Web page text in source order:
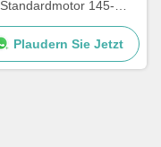
Standardmotor 145-
Rahmen-Rollstahl-
Bauarbeitsmotor
Plaudern Sie Jetzt